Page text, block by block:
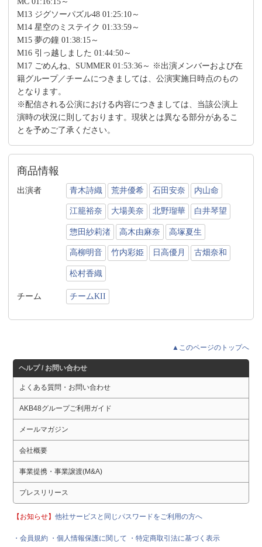
M13 ジグソーパズル48 01:25:10～
M14 星空のミステイク 01:33:59～
M15 夢の鐘 01:38:15～
M16 引っ越しました 01:44:50～
M17 ごめんね、SUMMER 01:53:36～ ※出演メンバーおよび在
籍グループ／チームにつきましては、公演実施日時点のもの
となります。
※配信される公演における内容につきましては、当該公演上
演時の状況に則しております。現状とは異なる部分があるこ
とを予めご了承ください。
商品情報
出演者 青木詩織 荒井優希 石田安奈 内山命
江籠裕奈 大場美奈 北野瑠華 白井琴望
惣田紗莉渚 高木由麻奈 高塚夏生
高柳明音 竹内彩姫 日高優月 古畑奈和
松村香織
チーム チームKII
▲このページのトップへ
ヘルプ / お問い合わせ
よくある質問・お問い合わせ
AKB48グループご利用ガイド
メールマガジン
会社概要
事業提携・事業譲渡(M&A)
プレスリリース
【お知らせ】他社サービスと同じパスワードをご利用の方へ
・会員規約 ・個人情報保護に関して ・特定商取引法に基づく表示